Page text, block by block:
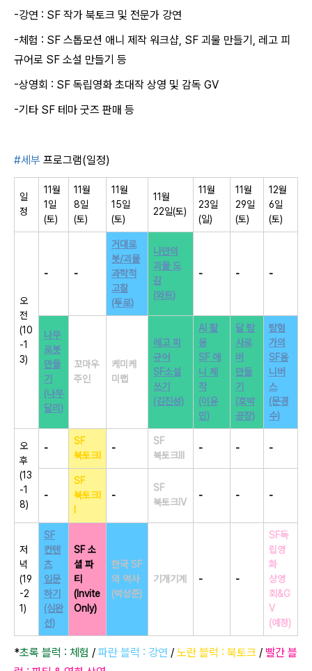
-강연 : SF 작가 북토크 및 전문가 강연
-체험 : SF 스톱모션 애니 제작 워크샵, SF 괴물 만들기, 레고 피
규어로 SF 소설 만들기 등
-상영회 : SF 독립영화 초대작 상영 및 감독 GV
-기타 SF 테마 굿즈 판매 등
#세부 프로그램(일정)
일
정
11월
1일
(토)
11월
8일
(토)
11월
15일
(토)
11월
22일(토)
11월
23일
(일)
11월
29일
(토)
12월
6일
(토)
오
전
(10
-1
3)
- -
거대로
봇/괴물
과학적
고찰
(투로)
나만의
괴물 도
감
(와트)
- - -
나무
로봇
만들
기
(나무
달리)
꼬마우
주인
케미케
미랩
레고 피
규어
SF소설
쓰기
(김진성)
AI 활
용
SF 애
니 제
작
(이유
민)
달 탐
사로
버
만들
기
(호박
공장)
탐험
가의
SF옴
니버
스
(문경
수)
오
후
(13
-1
8)
-
SF
북토크I
-
SF
북토크III
- - -
-
SF
북토크I
-
SF
북토크IV
- - -
저
녁
(19
-2
1)
SF
컨텐
츠
입문
하기
(심완
선)
SF 소
셜 파
티
(Invite
Only)
한국 SF
의 역사
(박상준)
기개기계 - -
SF독
립영
화
상영
회&G
V
(예정)
*초록 블럭 : 체험 / 파란 블럭 : 강연 / 노란 블럭 : 북토크 / 빨간 블